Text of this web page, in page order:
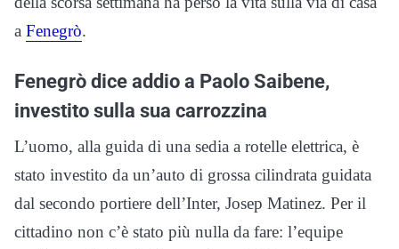
a Fenegrò.
Fenegrò dice addio a Paolo Saibene,
investito sulla sua carrozzina
L’uomo, alla guida di una sedia a rotelle elettrica, è
stato investito da un’auto di grossa cilindrata guidata
dal secondo portiere dell’Inter, Josep Matinez. Per il
cittadino non c’è stato più nulla da fare: l’equipe